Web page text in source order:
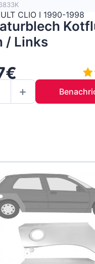
CLIO I 1990-1998
/ Links